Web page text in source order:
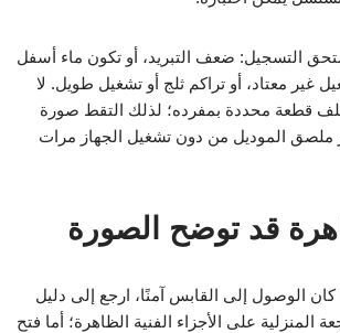
التسجيل: ضعف التبريد، أو تكون ماء أسفل
غير معتاد، أو تراكم ثلج أو تشغيل طويل. لا
قطعة محددة بمفرده؛ لذلك التقط صورة
ملصق الموديل من دون تشغيل الجهاز مرات
قد توضح الصورة
كان الوصول إلى القابس آمنًا، ارجع إلى دليل
المنزلية على الأجزاء الفنية الظاهرة؛ أما فتح